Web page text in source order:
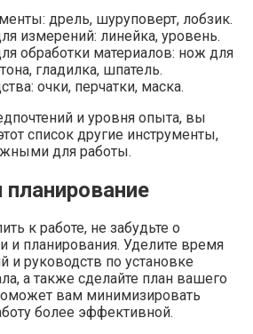
дрель, шуруповерт, лобзик.
измерений: линейка, уровень.
обработки материалов: нож для
гладилка, шпатель.
очки, перчатки, маска.
и уровня опыта, вы
список другие инструменты,
для работы.
к работе, не забудьте о
и планирования. Уделите время
и руководств по установке
а также сделайте план вашего
вам минимизировать
более эффективной.